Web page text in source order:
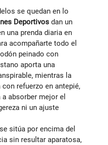
se quedan en lo
Deportivos dan un
una prenda diaria en
acompañarte todo el
peinado con
aporta una
mientras la
refuerzo en antepié,
absorber mejor el
ni un ajuste
sitúa por encima del
sin resultar aparatosa,